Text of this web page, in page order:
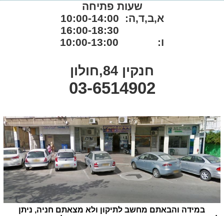
במידה והבאתם מחשב לתיקון ולא מצאתם חניה, ניתן
שעות פתיחה
א,ב,ד,ה: 10:00-14:00
ו: 10:00-13:00
חנקין 84,חולון
03-6514902